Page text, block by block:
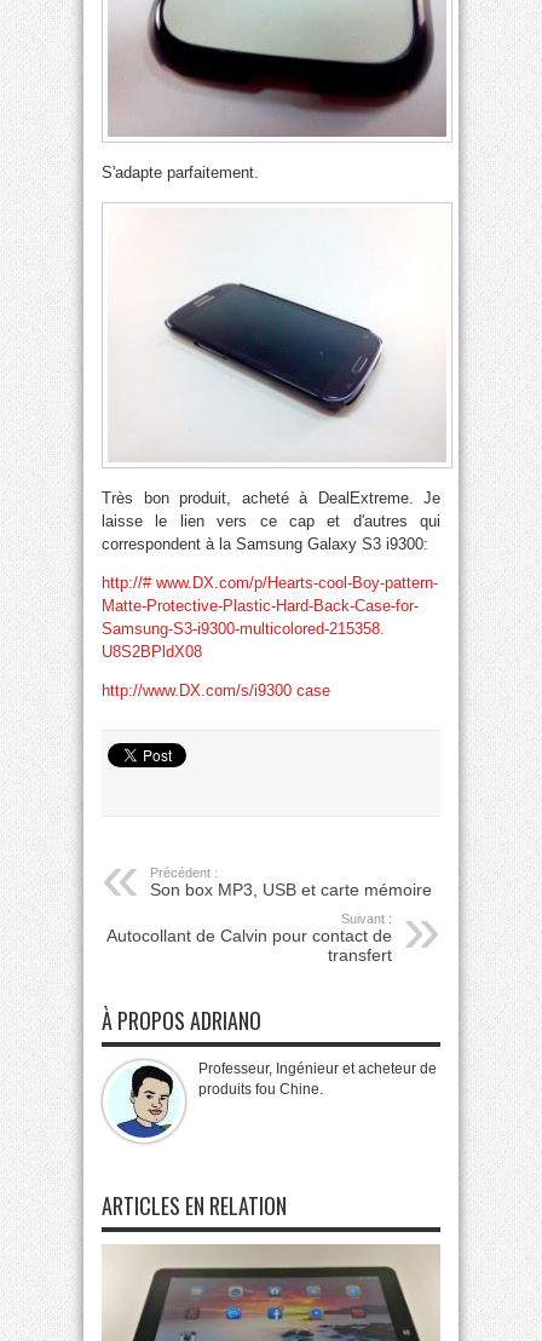
S'adapte parfaitement.
Très bon produit, acheté à DealExtreme. Je
laisse le lien vers ce cap et d'autres qui
correspondent à la Samsung Galaxy S3 i9300:
http://# www.DX.com/p/Hearts-cool-Boy-pattern-
Matte-Protective-Plastic-Hard-Back-Case-for-
Samsung-S3-i9300-multicolored-215358.
U8S2BPldX08
http://www.DX.com/s/i9300 case
Précédent :
Son box MP3, USB et carte mémoire
Suivant :
Autocollant de Calvin pour contact de
transfert
À PROPOS ADRIANO
Professeur, Ingénieur et acheteur de
produits fou Chine.
ARTICLES EN RELATION